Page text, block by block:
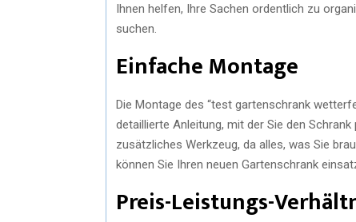
Ihnen helfen, Ihre Sachen ordentlich zu
suchen.
Einfache Montage
Die Montage des “test gartenschrank
detaillierte Anleitung, mit der Sie den
zusätzliches Werkzeug, da alles, was Sie
können Sie Ihren neuen Gartenschrank
Preis-Leistungs-